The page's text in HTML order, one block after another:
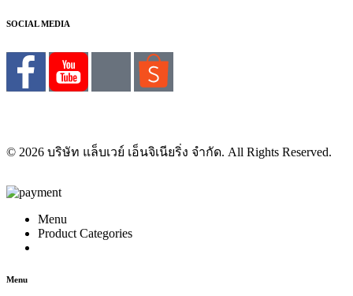
SOCIAL MEDIA
© 2026 บริษัท แล็บเวย์ เอ็นจิเนียริ่ง จำกัด. All Rights Reserved.
Menu
Product Categories
Menu